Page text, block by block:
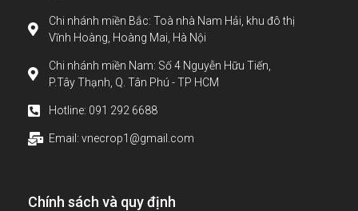
Chi nhánh miền Bắc: Toà nhà Nam Hải, khu đô thị
Vĩnh Hoàng, Hoàng Mai, Hà Nội
Chi nhánh miền Nam: Số 4 Nguyễn Hữu Tiến,
P.Tây Thạnh, Q. Tân Phú - TP HCM
Hotline: 091 292 6688
Email: vnecrop1@gmail.com
Chính sách và quy định